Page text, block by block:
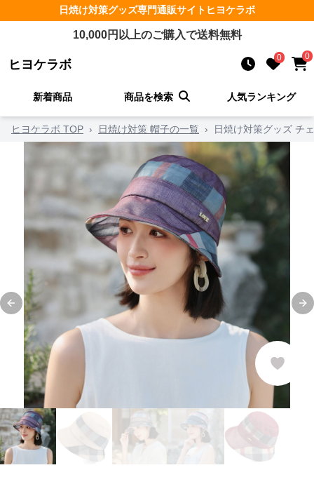
日焼け対策グッズ専門通販サイト ヒヨケラボ
10,000円以上のご購入で送料無料
ヒヨケラボ 0 0
新着商品 商品を検索 人気ランキング
ヒヨケラボ TOP › 日焼け対策 帽子の一覧 › 日焼け対策グッズ チ
Previous slide